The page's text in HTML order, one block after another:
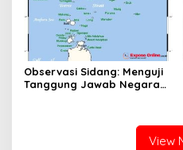
Observasi Sidang: Menguji
Tanggung Jawab Negara
View